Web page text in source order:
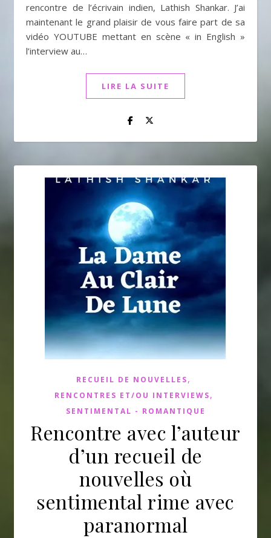
rencontre de l’écrivain indien, Lathish Shankar. J’ai
maintenant le grand plaisir de vous faire part de sa
vidéo YOUTUBE mettant en scène « in English »
l’interview au…
LIRE LA SUITE
RECUEIL DE NOUVELLES,
RENCONTRES ET/OU INTERVIEWS,
SENTIMENTAL - ROMANTIQUE
Rencontre avec l’auteur
d’un recueil de
nouvelles où
sentimental rime avec
paranormal